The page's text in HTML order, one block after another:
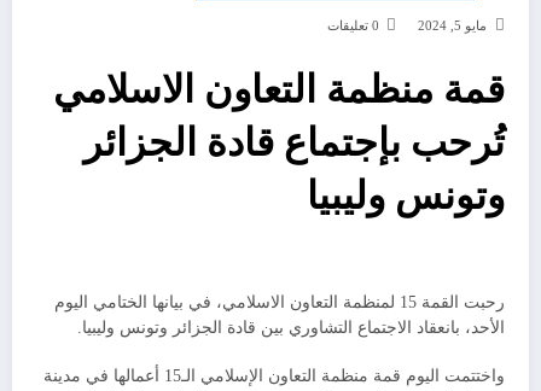
مايو 5, 2024 0 تعليقات
قمة منظمة التعاون الاسلامي
تُرحب بإجتماع قادة الجزائر
وتونس وليبيا
رحبت القمة 15 لمنظمة التعاون الاسلامي، في بيانها الختامي اليوم
الأحد، بانعقاد الاجتماع التشاوري بين قادة الجزائر وتونس وليبيا.
واختتمت اليوم قمة منظمة التعاون الإسلامي الـ15 أعمالها في مدينة